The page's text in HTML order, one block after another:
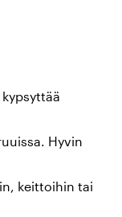
Hyvin
keittoihin tai